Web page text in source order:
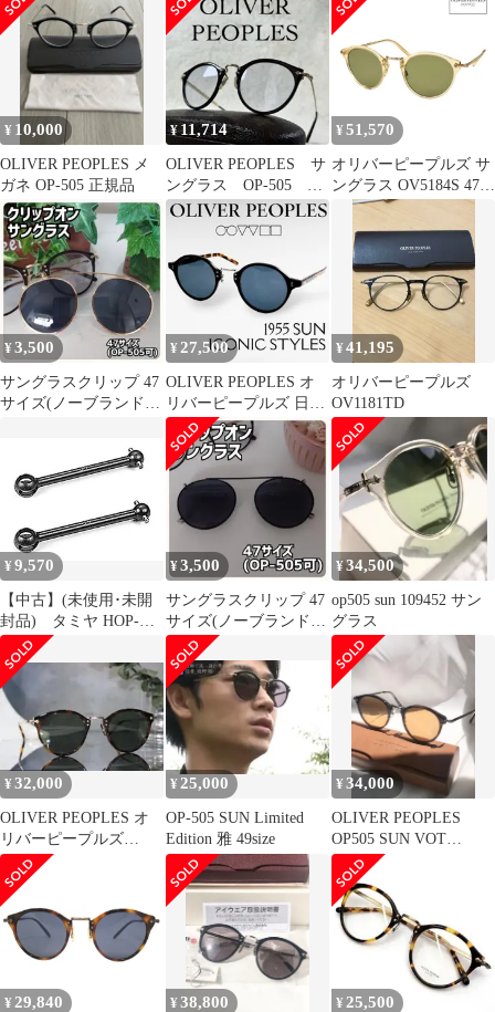
505 サングラス グレー
47□24
ズ OLIVER PEOPLES
度あり メガネ ゴールド
カラーフレーム メンズ
古着 中古 USED
¥ 10,000
OLIVER PEOPLES メ
ガネ OP-505 正規品
¥11,714
OLIVER PEOPLES サ
ングラス OP-505 ブ
ルーレンズ ブラック
¥ 51,570
オリバーピープルズ サ
ングラス OV5184S 47サ
イズ 調整可能なノーズ
パッド OLIVER
PEOPLES OP-505 SUN
¥3,500
サングラスクリップ 47
サイズ(ノーブランド
¥ 27,500
OLIVER PEOPLES オ
リバーピープルズ 日本
製 ICONIC STYLES
RESORT COLLECTION
1955 SUN べっ甲 コン
ビネーションフレーム
偏光レンズ ボストン サ
ングラス 眼鏡 8990S 定
3.9▲054▼30811k03
¥41,195
オリバーピープルズ
OV1181TD
¥9,570
【中古】(未使用･未開
封品) タミヤ HOP-UP
OPTIONS OP-505 アッ
センブリーユニバーサ
ル用39mmスイングシャ
フト lok26k6
¥3,500
サングラスクリップ 47
サイズ(ノーブランド
品)ブラック×ブラック
¥34,500
op505 sun 109452 サン
グラス
¥32,000
OLIVER PEOPLES オ
リバーピープルズ
505SUN 雅 眼鏡 DM
¥25,000
OP-505 SUN Limited
Edition 雅 49size
¥34,000
OLIVER PEOPLES
OP505 SUN VOT
Limited 雅
¥ 29,840 ¥38,800 ¥ 25,500